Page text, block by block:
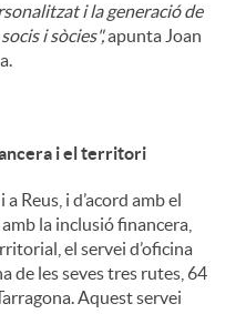
i la generació de
i sòcies",apunta Joan
i el territori
Reus, i d’acord amb el
la inclusió financera,
el servei d’oficina
de les seves tres rutes, 64
Aquest servei